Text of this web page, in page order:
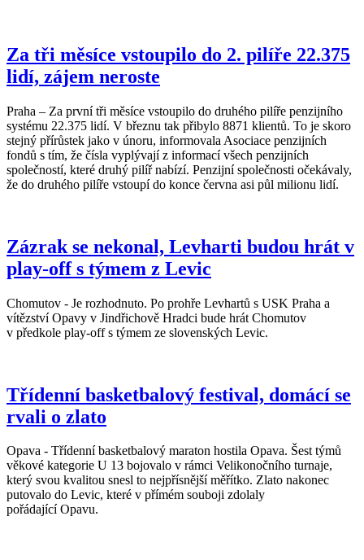
Za tři měsíce vstoupilo do 2. pilíře 22.375
lidí, zájem neroste
Praha – Za první tři měsíce vstoupilo do druhého pilíře penzijního
systému 22.375 lidí. V březnu tak přibylo 8871 klientů. To je skoro
stejný přírůstek jako v únoru, informovala Asociace penzijních
fondů s tím, že čísla vyplývají z informací všech penzijních
společností, které druhý pilíř nabízí. Penzijní společnosti očekávaly,
že do druhého pilíře vstoupí do konce června asi půl milionu lidí.
Zázrak se nekonal, Levharti budou hrát v
play-off s týmem z Levic
Chomutov - Je rozhodnuto. Po prohře Levhartů s USK Praha a
vítězství Opavy v Jindřichově Hradci bude hrát Chomutov
v předkole play-off s týmem ze slovenských Levic.
Třídenní basketbalový festival, domácí se
rvali o zlato
Opava - Třídenní basketbalový maraton hostila Opava. Šest týmů
věkové kategorie U 13 bojovalo v rámci Velikonočního turnaje,
který svou kvalitou snesl to nejpřísnější měřítko. Zlato nakonec
putovalo do Levic, které v přímém souboji zdolaly
pořádající Opavu.